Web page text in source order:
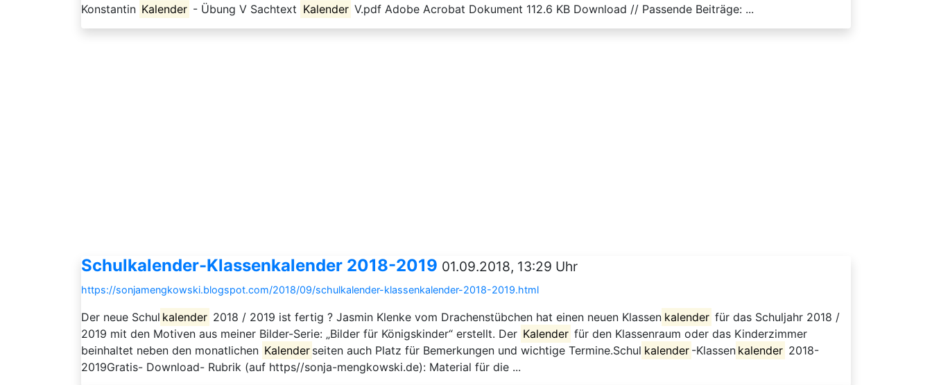
Konstantin Kalender - Übung V Sachtext Kalender V.pdf Adobe Acrobat Dokument 112.6 KB Download // Passende Beiträge: ...
Schulkalender-Klassenkalender 2018-2019 01.09.2018, 13:29 Uhr
https://sonjamengkowski.blogspot.com/2018/09/schulkalender-klassenkalender-2018-2019.html
Der neue Schul kalender 2018 / 2019 ist fertig ? Jasmin Klenke vom Drachenstübchen hat einen neuen Klassen kalender für das Schuljahr 2018 /
2019 mit den Motiven aus meiner Bilder-Serie: „Bilder für Königskinder“ erstellt. Der Kalender für den Klassenraum oder das Kinderzimmer
beinhaltet neben den monatlichen Kalender seiten auch Platz für Bemerkungen und wichtige Termine.Schul kalender -Klassen kalender 2018-
2019Gratis- Download- Rubrik (auf https//sonja-mengkowski.de): Material für die ...